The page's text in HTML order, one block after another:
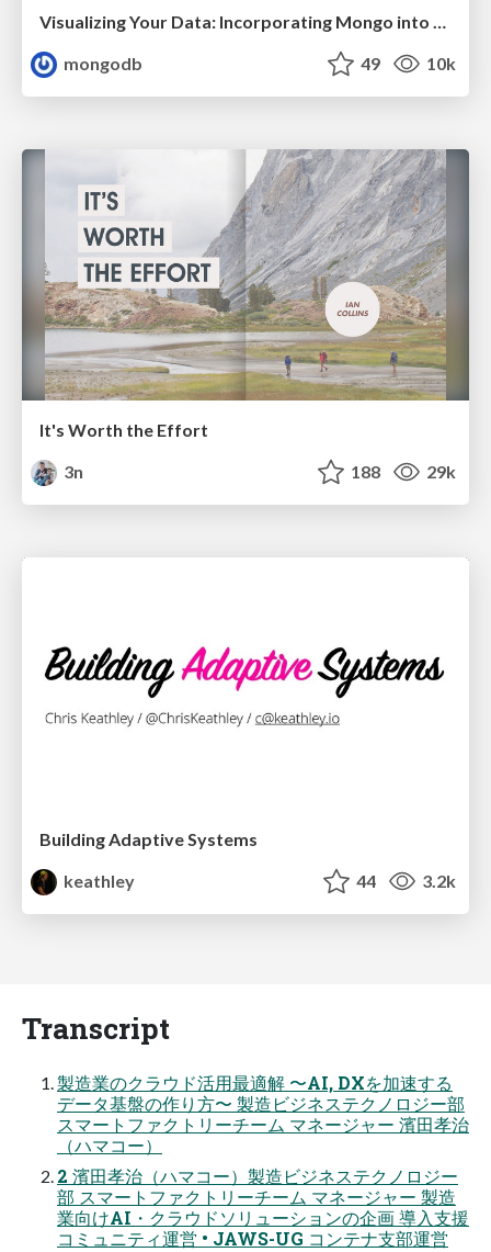
Visualizing Your Data: Incorporating Mongo into Loggly Infrastructure
mongodb
49 10k
It's Worth the Effort
3n
188 29k
Building Adaptive Systems
keathley
44 3.2k
Transcript
製造業のクラウド活用最適解 〜AI, DXを加速する
データ基盤の作り方〜 製造ビジネステクノロジー部
スマートファクトリーチーム マネージャー 濱田孝治
（ハマコー）
2 濱田孝治（ハマコー）製造ビジネステクノロジー
部 スマートファクトリーチーム マネージャー 製造
業向けAI・クラウドソリューションの企画 導入支援
コミュニティ運営 • JAWS-UG コンテナ支部運営